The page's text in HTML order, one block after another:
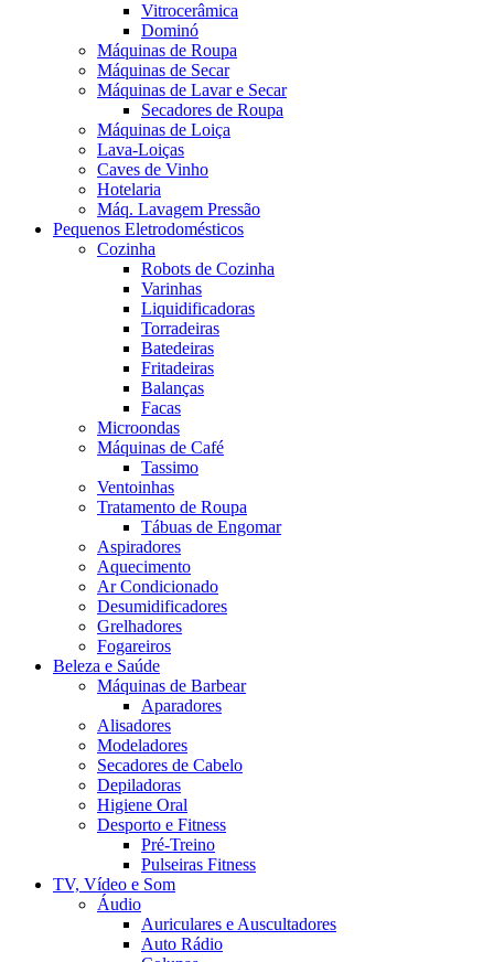
Vitrocerâmica
Dominó
Máquinas de Roupa
Máquinas de Secar
Máquinas de Lavar e Secar
Secadores de Roupa
Máquinas de Loiça
Lava-Loiças
Caves de Vinho
Hotelaria
Máq. Lavagem Pressão
Pequenos Eletrodomésticos
Cozinha
Robots de Cozinha
Varinhas
Liquidificadoras
Torradeiras
Batedeiras
Fritadeiras
Balanças
Facas
Microondas
Máquinas de Café
Tassimo
Ventoinhas
Tratamento de Roupa
Tábuas de Engomar
Aspiradores
Aquecimento
Ar Condicionado
Desumidificadores
Grelhadores
Fogareiros
Beleza e Saúde
Máquinas de Barbear
Aparadores
Alisadores
Modeladores
Secadores de Cabelo
Depiladoras
Higiene Oral
Desporto e Fitness
Pré-Treino
Pulseiras Fitness
TV, Vídeo e Som
Áudio
Auriculares e Auscultadores
Auto Rádio